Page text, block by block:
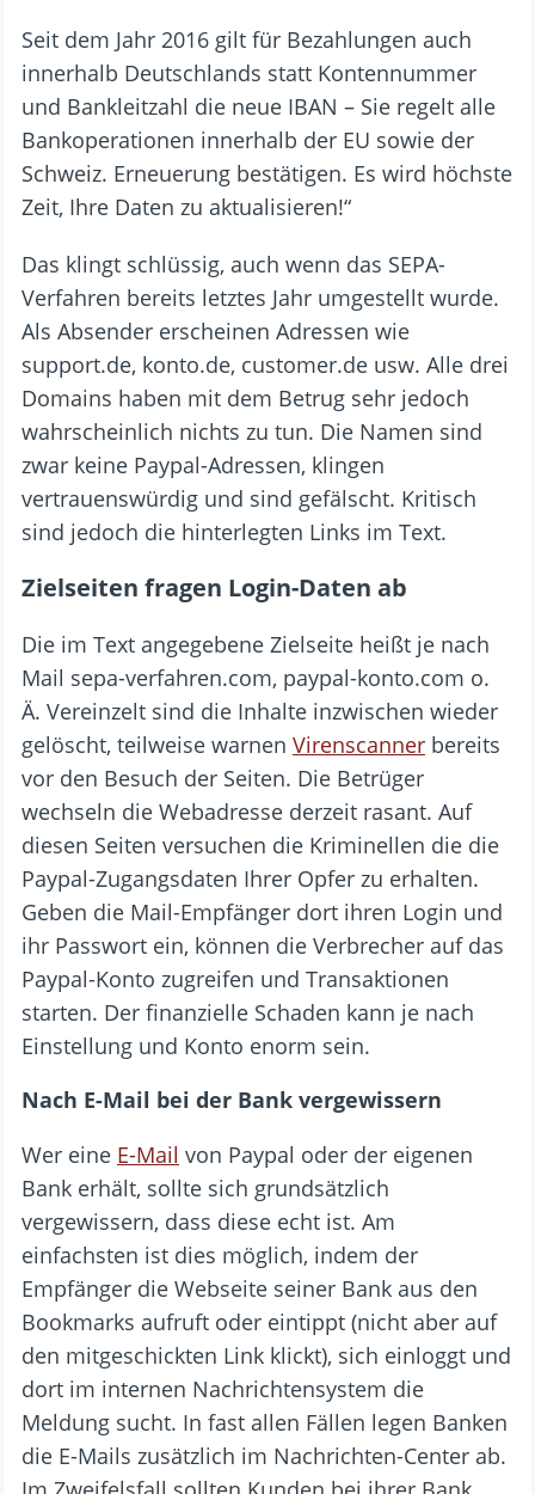
Seit dem Jahr 2016 gilt für Bezahlungen auch
innerhalb Deutschlands statt Kontennummer
und Bankleitzahl die neue IBAN – Sie regelt alle
Bankoperationen innerhalb der EU sowie der
Schweiz. Erneuerung bestätigen. Es wird höchste
Zeit, Ihre Daten zu aktualisieren!“
Das klingt schlüssig, auch wenn das SEPA-
Verfahren bereits letztes Jahr umgestellt wurde.
Als Absender erscheinen Adressen wie
support.de, konto.de, customer.de usw. Alle drei
Domains haben mit dem Betrug sehr jedoch
wahrscheinlich nichts zu tun. Die Namen sind
zwar keine Paypal-Adressen, klingen
vertrauenswürdig und sind gefälscht. Kritisch
sind jedoch die hinterlegten Links im Text.
Zielseiten fragen Login-Daten ab
Die im Text angegebene Zielseite heißt je nach
Mail sepa-verfahren.com, paypal-konto.com o.
Ä. Vereinzelt sind die Inhalte inzwischen wieder
gelöscht, teilweise warnen Virenscanner bereits
vor den Besuch der Seiten. Die Betrüger
wechseln die Webadresse derzeit rasant. Auf
diesen Seiten versuchen die Kriminellen die die
Paypal-Zugangsdaten Ihrer Opfer zu erhalten.
Geben die Mail-Empfänger dort ihren Login und
ihr Passwort ein, können die Verbrecher auf das
Paypal-Konto zugreifen und Transaktionen
starten. Der finanzielle Schaden kann je nach
Einstellung und Konto enorm sein.
Nach E-Mail bei der Bank vergewissern
Wer eine E-Mail von Paypal oder der eigenen
Bank erhält, sollte sich grundsätzlich
vergewissern, dass diese echt ist. Am
einfachsten ist dies möglich, indem der
Empfänger die Webseite seiner Bank aus den
Bookmarks aufruft oder eintippt (nicht aber auf
den mitgeschickten Link klickt), sich einloggt und
dort im internen Nachrichtensystem die
Meldung sucht. In fast allen Fällen legen Banken
die E-Mails zusätzlich im Nachrichten-Center ab.